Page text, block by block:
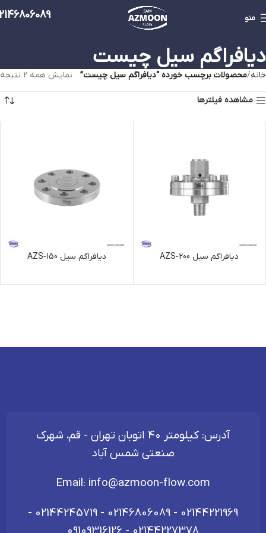
منو
دیافراگم سیل چیست
خانه محصولات برچسب خورده “دیافراگم سیل چیست” نمایش همه 2 نتیجه
مشاهده فیلترها
دیافراگم سیل AZS‑200 دیافراگم سیل AZS‑150
آدرس: کیلومتر 40 اتوبان تهران - قم، شهرک
صنعتی شمس آباد
Email: info@azmoon-flow.com
02144221969
-
02146806089
-
02144245719
-